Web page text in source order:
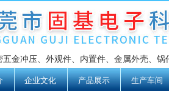
五金冲压、外观件、内置件、金属外壳、锅
企业文化 产品展示 生产车间